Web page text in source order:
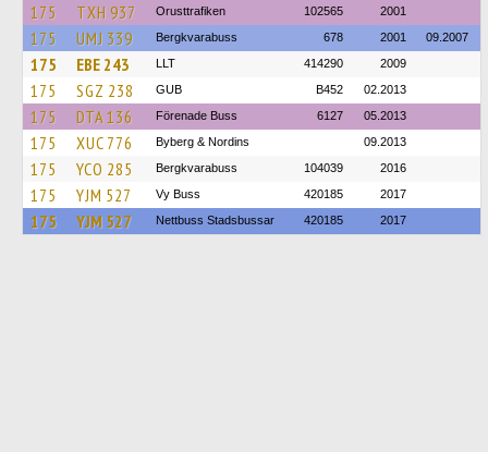
175 TXH 937 Orusttrafiken 102565 2001
175 UMJ 339 Bergkvarabuss 678 2001 09.2007
175 EBE 243 LLT 414290 2009
175 SGZ 238 GUB B452 02.2013
175 DTA 136 Förenade Buss 6127 05.2013
175 XUC 776 Byberg & Nordins 09.2013
175 YCO 285 Bergkvarabuss 104039 2016
175 YJM 527 Vy Buss 420185 2017
175 YJM 527 Nettbuss Stadsbussar 420185 2017